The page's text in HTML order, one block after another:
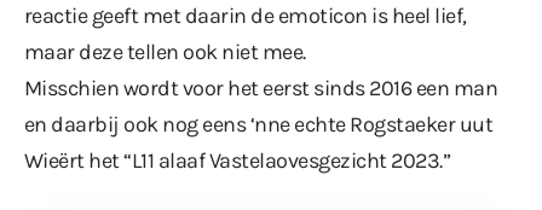
reactie geeft met daarin de emoticon is heel lief,
maar deze tellen ook niet mee.
Misschien wordt voor het eerst sinds 2016 een man
en daarbij ook nog eens ‘nne echte Rogstaeker uut
Wieërt het “L11 alaaf Vastelaovesgezicht 2023.”